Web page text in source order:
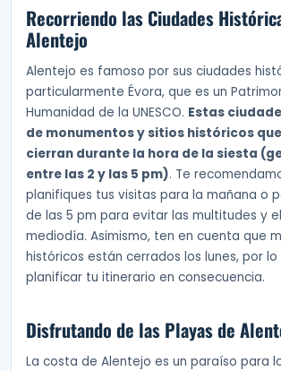
Recorriendo las Ciudades
Alentejo
Alentejo es famoso por sus ciudades
particularmente Évora, que es un
Humanidad de la UNESCO. Estas
de monumentos y sitios históricos
cierran durante la hora de la siesta
entre las 2 y las 5 pm). Te
planifiques tus visitas para la mañana o
de las 5 pm para evitar las multitudes y
mediodía. Asimismo, ten en cuenta que
históricos están cerrados los lunes, por
planificar tu itinerario en consecuencia.
Disfrutando de las Playas de
La costa de Alentejo es un paraíso para